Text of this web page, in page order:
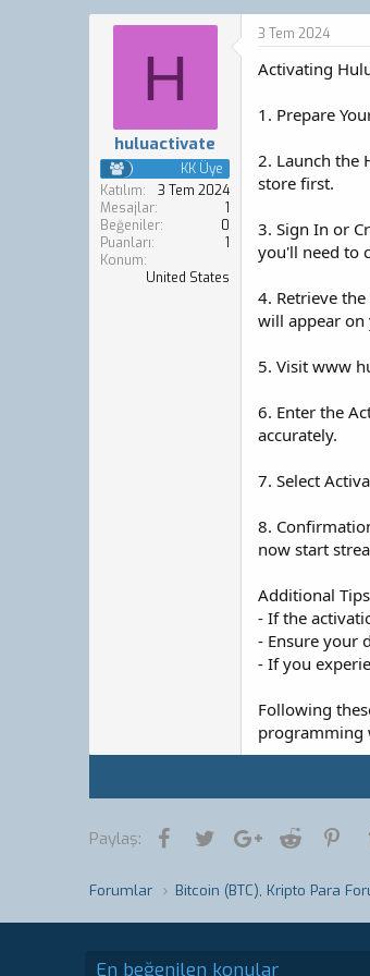
o
ş
l
a
t
a
n
a
ş
ı
t
a
H
huluactivate
KK Üye
Katılım
3 Tem 2024
Mesajlar
1
Beğeniler
0
Puanları
1
Konum
United States
3 Tem 2024
Activating
1. Prepare
2. Launch the
store first.
3. Sign In or
you'll need to
4. Retrieve
will appear on
5. Visit www
6. Enter the
accurately.
7. Select
8.
now start
Additional
- If the
- Ensure your
- If you
Following
programming
Paylaş: FacebookTwitterGoogle+
Reddit
Forumlar Bitcoin (BTC), Kripto Para
En beğenilen konular